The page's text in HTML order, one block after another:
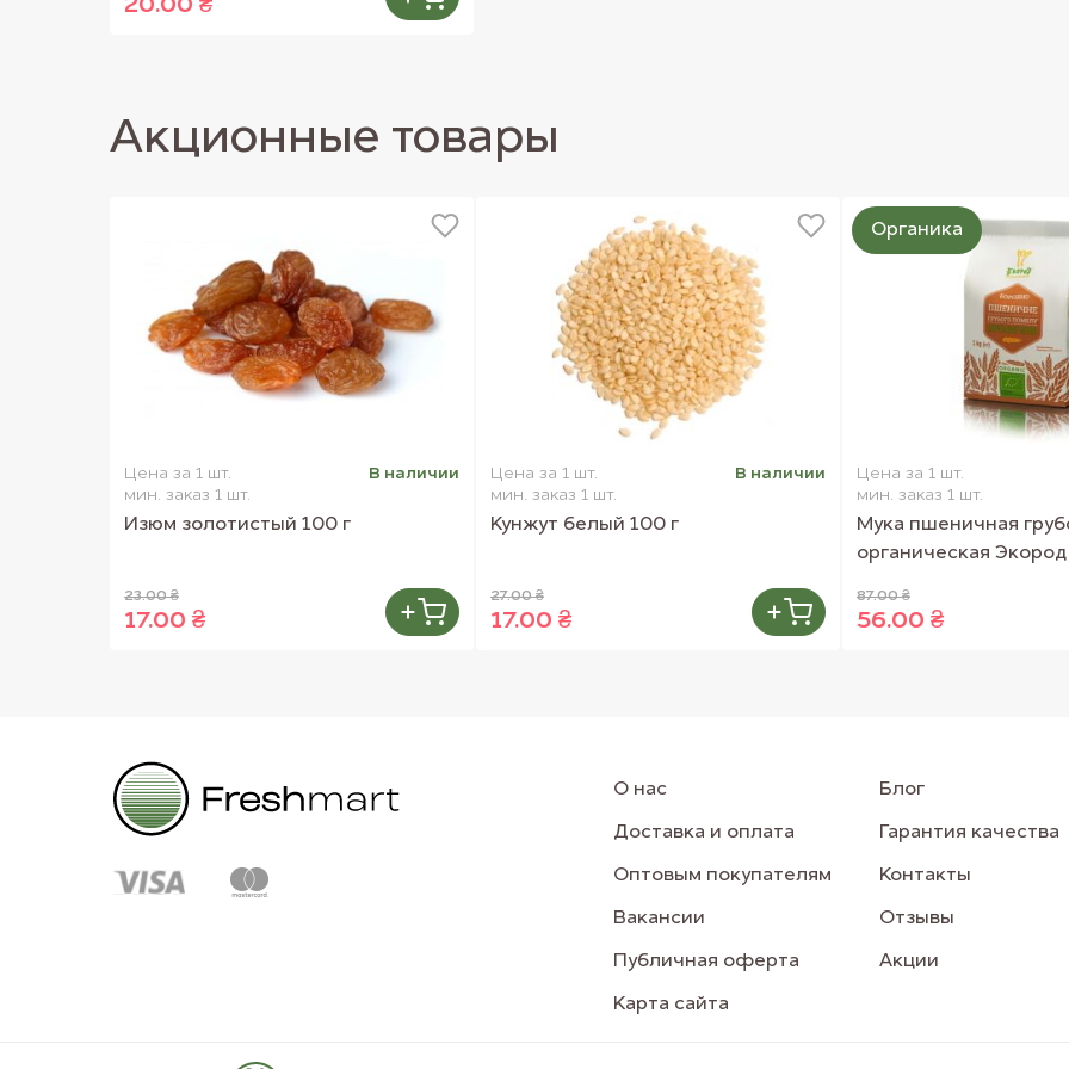
20.00 ₴
Акционные товары
Цена за 1 шт.
мин. заказ 1 шт.
В наличии
Изюм золотистый 100 г
23.00 ₴
17.00 ₴
Цена за 1 шт.
мин. заказ 1 шт.
В наличии
Кунжут белый 100 г
27.00 ₴
17.00 ₴
Цена за 1 шт.
мин. заказ 1 шт.
Мука пшеничная
органическая Экород
87.00 ₴
56.00 ₴
Органика
О нас Блог
Доставка и оплата Гарантия качества
Оптовым покупателям Контакты
Вакансии Отзывы
Публичная оферта Акции
Карта сайта